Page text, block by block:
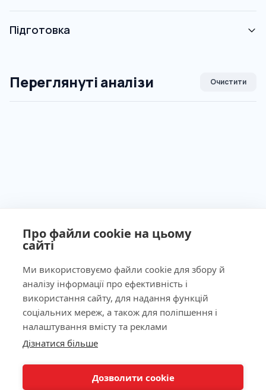
Про файли cookie на цьому
сайті
Ми використовуємо файли cookie для збору й
аналізу інформації про ефективність і
використання сайту, для надання функцій
соціальних мереж, а також для поліпшення і
налаштування вмісту та реклами
Дізнатися більше
Дозволити cookie
Підготовка
Переглянуті аналізи Очистити
Ліцензія МОЗ України №603260 від 23.09.2011
Наша адреса
КНОПКА